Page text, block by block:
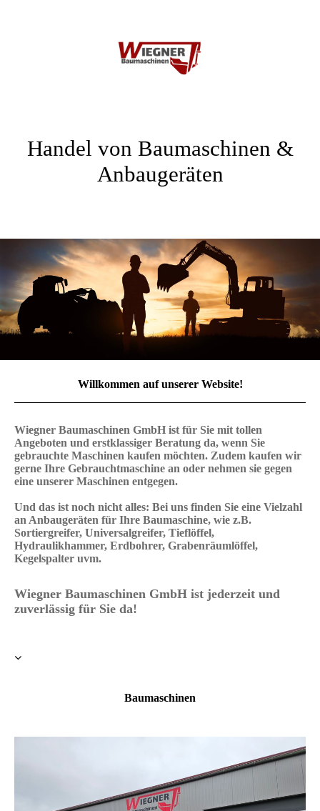
Handel von Baumaschinen &
Anbaugeräten
Willkommen auf unserer Website!
Wiegner Baumaschinen GmbH ist für Sie mit tollen
Angeboten und erstklassiger Beratung da, wenn Sie
gebrauchte Maschinen kaufen möchten. Zudem kaufen wir
gerne Ihre Gebrauchtmaschine an oder nehmen sie gegen
eine unserer Maschinen entgegen.
Und das ist noch nicht alles: Bei uns finden Sie eine Vielzahl
an Anbaugeräten für Ihre Baumaschine, wie z.B.
Sortiergreifer, Universalgreifer, Tieflöffel,
Hydraulikhammer, Erdbohrer, Grabenräumlöffel,
Kegelspalter uvm.
Wiegner Baumaschinen GmbH ist jederzeit und
zuverlässig für Sie da!
Baumaschinen